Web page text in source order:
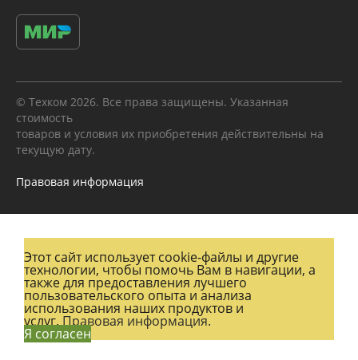
© Техком 2026. Все права защищены. Указанная
стоимость
товаров и условия их приобретения действительны на
текущую дату.
Правовая информация
Этот сайт использует cookie-файлы и другие
технологии, чтобы помочь Вам в навигации, а
также для предоставления лучшего
пользовательского опыта и анализа
использования наших продуктов и
услуг.Правовая информация.
Я согласен